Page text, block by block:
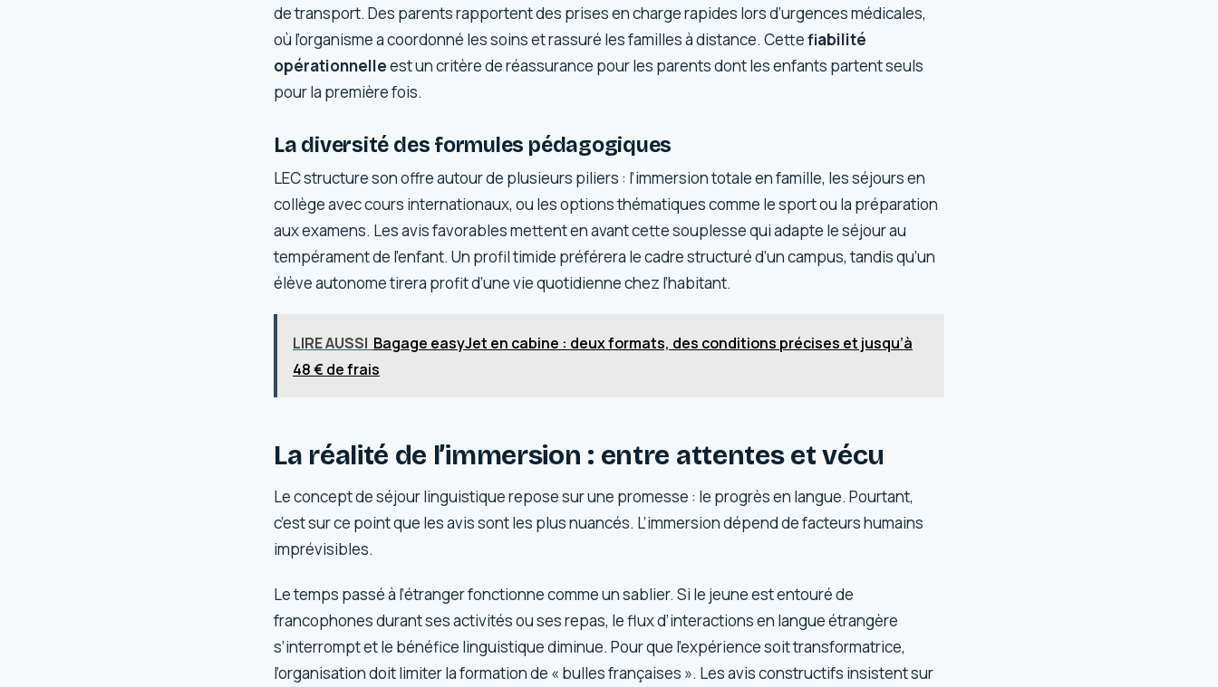
de transport. Des parents rapportent des prises en charge rapides lors d’urgences médicales,
où l’organisme a coordonné les soins et rassuré les familles à distance. Cettefiabilité
opérationnelleest un critère de réassurance pour les parents dont les enfants partent seuls
pour la première fois.
La diversité des formules pédagogiques
LEC structure son offre autour de plusieurs piliers : l’immersion totale en famille, les séjours en
collège avec cours internationaux, ou les options thématiques comme le sport ou la préparation
aux examens. Les avis favorables mettent en avant cette souplesse qui adapte le séjour au
tempérament de l’enfant. Un profil timide préférera le cadre structuré d’un campus, tandis qu’un
élève autonome tirera profit d’une vie quotidienne chez l’habitant.
LIRE AUSSI Bagage easyJet en cabine : deux formats, des conditions précises et jusqu’à
48 € de frais
La réalité de l’immersion : entre attentes et vécu
Le concept de séjour linguistique repose sur une promesse : le progrès en langue. Pourtant,
c’est sur ce point que les avis sont les plus nuancés. L’immersion dépend de facteurs humains
imprévisibles.
Le temps passé à l’étranger fonctionne comme un sablier. Si le jeune est entouré de
francophones durant ses activités ou ses repas, le flux d’interactions en langue étrangère
s’interrompt et le bénéfice linguistique diminue. Pour que l’expérience soit transformatrice,
l’organisation doit limiter la formation de « bulles françaises ». Les avis constructifs insistent sur